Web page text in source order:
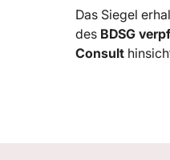
Das Siegel
desBDSG
Consult